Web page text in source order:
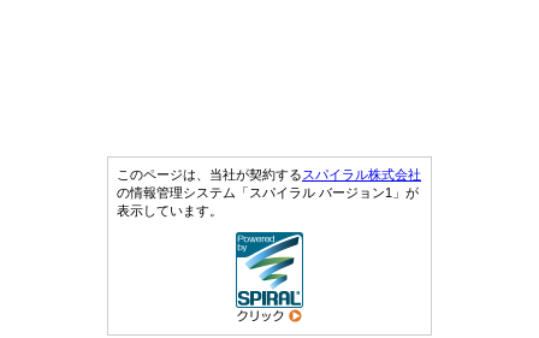
このページは、当社が契約するスパイラル株式会社
の情報管理システム「スパイラル バージョン1」が
表示しています。